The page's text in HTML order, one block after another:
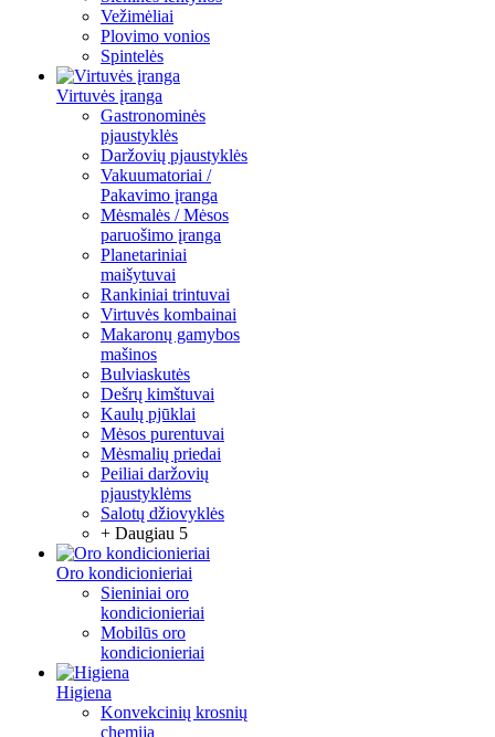
Vežimėliai
Plovimo vonios
Spintelės
Virtuvės įranga
Gastronominės
pjaustyklės
Daržovių pjaustyklės
Vakuumatoriai /
Pakavimo įranga
Mėsmalės / Mėsos
paruošimo įranga
Planetariniai
maišytuvai
Rankiniai trintuvai
Virtuvės kombainai
Makaronų gamybos
mašinos
Bulviaskutės
Dešrų kimštuvai
Kaulų pjūklai
Mėsos purentuvai
Mėsmalių priedai
Peiliai daržovių
pjaustyklėms
Salotų džiovyklės
+ Daugiau 5
Oro kondicionieriai
Sieniniai oro
kondicionieriai
Mobilūs oro
kondicionieriai
Higiena
Konvekcinių krosnių
chemija